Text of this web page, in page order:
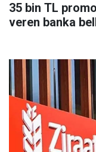
35 bin TL
veren banka